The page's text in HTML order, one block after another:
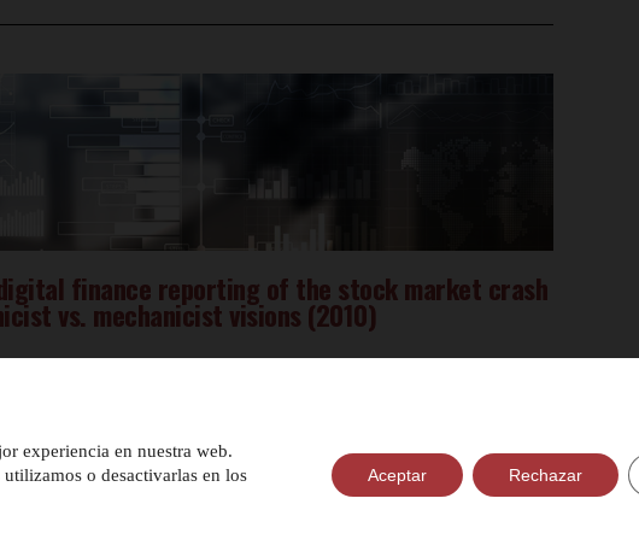
finance reporting of the stock market crash
vs. mechanicist visions (2010)
experiencia en nuestra web.
o desactivarlas en los
Aceptar Rechazar